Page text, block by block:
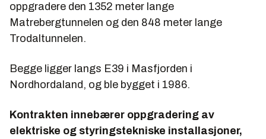
oppgradere den 1352 meter lange
Matrebergtunnelen og den 848 meter lange
Trodaltunnelen.
Begge ligger langs E39 i Masfjorden i
Nordhordaland, og ble bygget i 1986.
Kontrakten innebærer oppgradering av
elektriske og styringstekniske installasjoner,